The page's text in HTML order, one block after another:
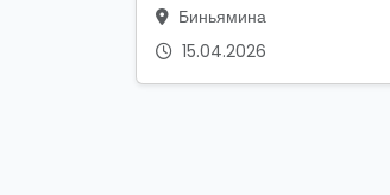
Биньямина
15.04.2026